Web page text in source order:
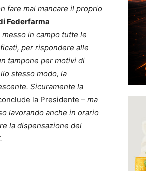
fare mai mancare il proprio
Federfarma
in campo tutte le
per rispondere alle
tampone per motivi di
stesso modo, la
Sicuramente la
la Presidente – ma
lavorando anche in orario
la dispensazione del